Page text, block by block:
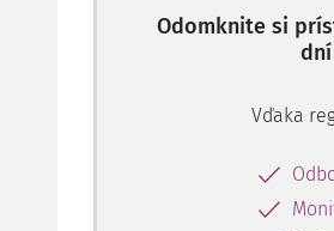
Odomknite si
Vďaka